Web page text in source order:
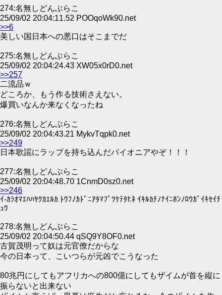
274:名無しどんぶらこ
25/09/02 20:04:11.52 POOqoWk90.net
>>6
美しい国日本への悪口はそこまでだ
275:名無しどんぶらこ
25/09/02 20:04:24.43 XW05x0rD0.net
>>257
二流品ｗ
どころか、もう作る技術さえない。
爆買いなんか来なくなったね
276:名無しどんぶらこ
25/09/02 20:04:43.21 MykvTqpk0.net
>>249
日本歌謡にラップを持ち込んだパイオニアやぞ！！！
277:名無しどんぶらこ
25/09/02 20:04:48.70 1CnmD0sz0.net
>>246
ｲ-ｶﾗｵﾏｴﾊﾊﾔｸｶｴﾙｶ ﾄｳﾌﾉｶﾄﾞﾆｱﾀﾏﾌﾞﾂｹﾃﾀﾋﾈ ｲｷﾙｶﾁﾉﾅｲﾆﾎﾝﾉﾛｳｶﾞｲｷｾｲﾁ
ｭｳ
278:名無しどんぶらこ
25/09/02 20:04:50.44 qSQ9Y8OF0.net
古賀茂明って奴は元官僚だからな
今の日本って、こいつらが元凶でこうなった
80兆円にしてもアフリカへの800億にしてもザイムが首を縦に
振らないと出来ない